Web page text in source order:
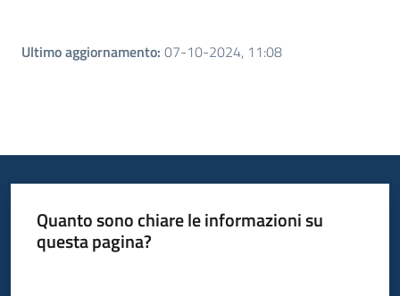
Ultimo aggiornamento: 07-10-2024, 11:08
Quanto sono chiare le informazioni su
questa pagina?